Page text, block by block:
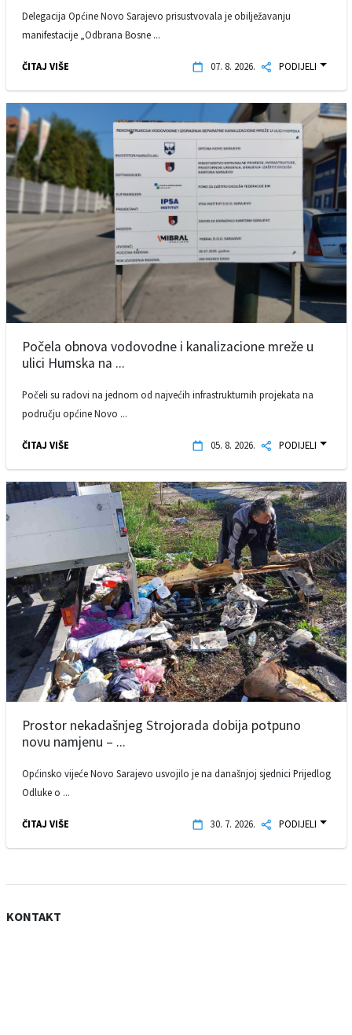
Delegacija Općine Novo Sarajevo prisustvovala je obilježavanju
manifestacije „Odbrana Bosne ...
ČITAJ VIŠE 07. 8. 2026. PODIJELI
Počela obnova vodovodne i kanalizacione mreže u
ulici Humska na ...
Počeli su radovi na jednom od najvećih infrastrukturnih projekata na
području općine Novo ...
ČITAJ VIŠE 05. 8. 2026. PODIJELI
Prostor nekadašnjeg Strojorada dobija potpuno
novu namjenu – ...
Općinsko vijeće Novo Sarajevo usvojilo je na današnjoj sjednici Prijedlog
Odluke o ...
ČITAJ VIŠE 30. 7. 2026. PODIJELI
KONTAKT